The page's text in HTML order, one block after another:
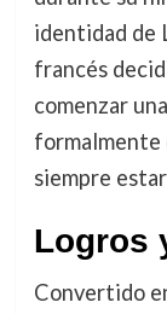
identidad de
francés
comenzar
formalmente
siempre
Logros
Convertido